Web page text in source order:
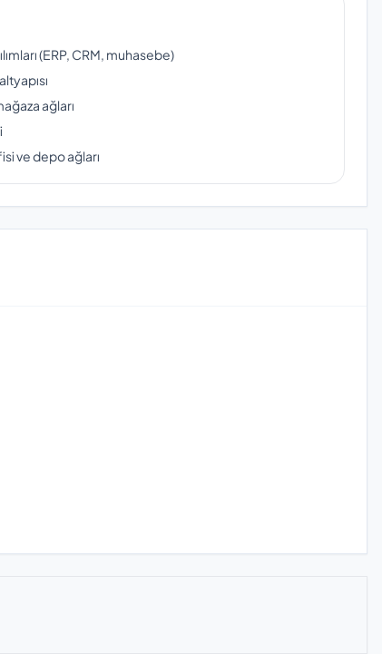
(ERP, CRM, muhasebe)
ağları
ve depo ağları